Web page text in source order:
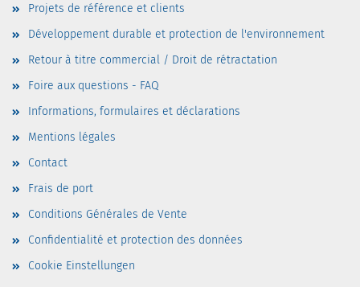
Projets de référence et clients
Développement durable et protection de l'environnement
Retour à titre commercial / Droit de rétractation
Foire aux questions - FAQ
Informations, formulaires et déclarations
Mentions légales
Contact
Frais de port
Conditions Générales de Vente
Confidentialité et protection des données
Cookie Einstellungen